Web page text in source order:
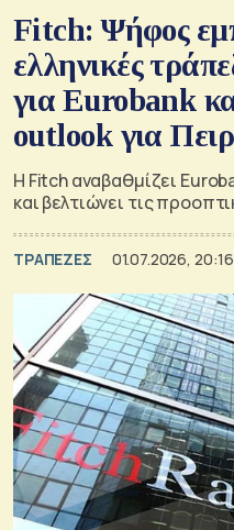
Fitch: Ψήφος
ελληνικές
για Eurobank
outlook για
Η Fitch αναβαθμίζει
και βελτιώνει τις
ΤΡΑΠΕΖΕΣ 01.07.2026, 20:16